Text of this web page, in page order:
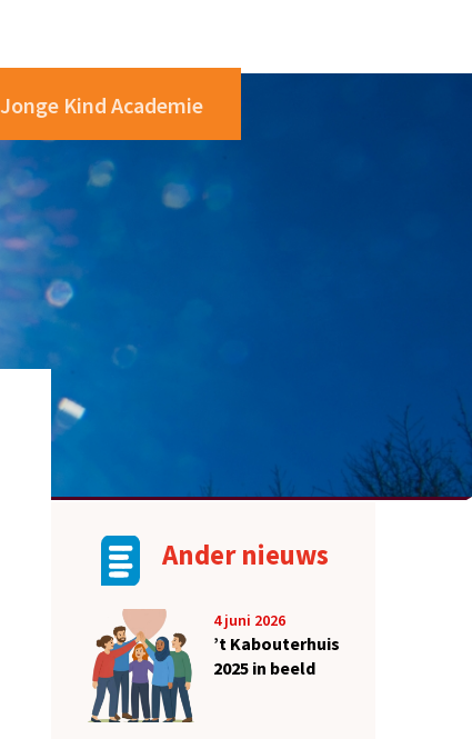
Jonge Kind Academie
Ander nieuws
4 juni 2026
’t Kabouterhuis
2025 in beeld